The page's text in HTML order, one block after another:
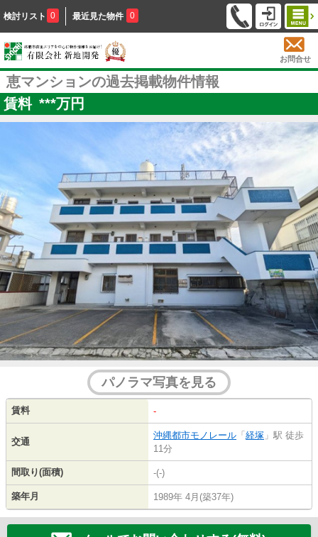
検討リスト 0 最近見た物件 0
お問合せ
恵マンションの過去掲載物件情報
賃料 ***万円
パノラマ写真を見る
賃料 -
交通
沖縄都市モノレール 「 経塚 」駅 徒歩
11分
間取り(面積) -(-)
築年月 1989年 4月(築37年)